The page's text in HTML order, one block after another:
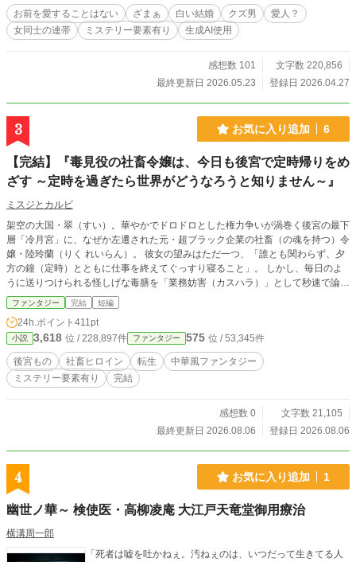
想欄は開いておきますが、作者がネタバレしそうなために今回は返信は無しとい
たします。ご了承ください。 ※本作は生成AIによる文章案をもとに、作者が取
捨選択・加筆修正して制作した作品です。 賞・出版申請を目的とした作品で
お前を愛することはない ざまぁ 白い結婚 クズ男
愛人？
女同士の連帯
ミステリー要素有り 生成AI使用
感想数 101
文字数 220,856
最終更新日 2026.05.23
登録日 2026.04.27
3 お気に入り追加 6
【完結】『毒見役の社畜令嬢は、今日も後宮で定時帰りをめ
ざす ～定時を過ぎたら世界がどうなろうと知りません～』
ミスジとカルビ
架空の大国・翠（すい）。華やかでドロドロとした権力争いが渦巻く後宮の最下
層「冷月宮」に、なぜか左遷された元・超ブラック企業の社畜（の魂を持つ）令
嬢・陸玲蘭（りく れいらん）。 彼女の望みはただ一つ、「誰とも関わらず、夕
方の鐘（定時）とともに仕事を終えてぐっすり寝ること」。 しかし、毎日のよ
うに送りつけられる怪しげな毒膳を「業務妨害（カスハラ）」として秒速で論破
し、勝手に後宮内の「労働環境とシフト制（ホワイト化）」を大改革していく彼
女の姿は、周囲には**「底知れぬ慈悲と、神のごとき洞察力を持つ孤高の聖女」
**として完全に見誤られてしまう。 中間管理職の宦官課長を相棒（愚痴聞き相
手）に、今日も定時死守のために毒と労務管理を駆使する、前代未聞の宮廷お仕
事コメディ！
ファンタジー 完結 短編
24h.ポイント 411pt
小説 3,618 位 / 228,897件 ファンタジー 575 位 / 53,345件
後宮もの 社畜ヒロイン 転生
中華風ファンタジー
ミステリー要素有り
完結
感想数 0
文字数 21,105
最終更新日 2026.08.06
登録日 2026.08.06
4 お気に入り追加 1
幽世ノ華～ 検使医・高柳凌庵 大江戸天竜堂御用療治
横溝周一郎
「死者は嘘を吐かねぇ。汚ねぇのは、いつだって生きてる人